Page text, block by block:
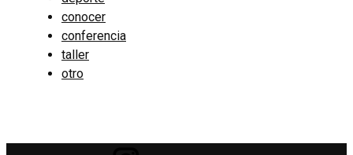
conocer
conferencia
taller
otro